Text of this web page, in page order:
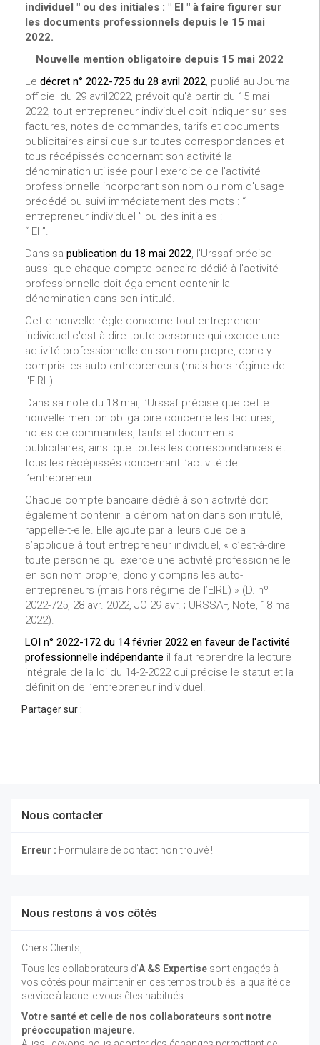
individuel " ou des initiales : " EI " à faire figurer sur
les documents professionnels depuis le 15 mai
2022.
Nouvelle mention obligatoire depuis 15 mai 2022
Le décret n° 2022-725 du 28 avril 2022, publié au Journal
officiel du 29 avril2022, prévoit qu'à partir du 15 mai
2022, tout entrepreneur individuel doit indiquer sur ses
factures, notes de commandes, tarifs et documents
publicitaires ainsi que sur toutes correspondances et
tous récépissés concernant son activité la
dénomination utilisée pour l'exercice de l'activité
professionnelle incorporant son nom ou nom d'usage
précédé ou suivi immédiatement des mots : “
entrepreneur individuel ” ou des initiales :
“ EI ”.
Dans sa publication du 18 mai 2022, l'Urssaf précise
aussi que chaque compte bancaire dédié à l'activité
professionnelle doit également contenir la
dénomination dans son intitulé.
Cette nouvelle règle concerne tout entrepreneur
individuel c'est-à-dire toute personne qui exerce une
activité professionnelle en son nom propre, donc y
compris les auto-entrepreneurs (mais hors régime de
l'EIRL).
Dans sa note du 18 mai, l’Urssaf précise que cette
nouvelle mention obligatoire concerne les factures,
notes de commandes, tarifs et documents
publicitaires, ainsi que toutes les correspondances et
tous les récépissés concernant l’activité de
l’entrepreneur.
Chaque compte bancaire dédié à son activité doit
également contenir la dénomination dans son intitulé,
rappelle-t-elle. Elle ajoute par ailleurs que cela
s’applique à tout entrepreneur individuel, « c’est-à-dire
toute personne qui exerce une activité professionnelle
en son nom propre, donc y compris les auto-
entrepreneurs (mais hors régime de l’EIRL) » (D. nº
2022-725, 28 avr. 2022, JO 29 avr. ; URSSAF, Note, 18 mai
2022).
LOI n° 2022-172 du 14 février 2022 en faveur de l'activité
professionnelle indépendante il faut reprendre la lecture
intégrale de la loi du 14-2-2022 qui précise le statut et la
définition de l’entrepreneur individuel.
Partager sur :
Nous contacter
Erreur : Formulaire de contact non trouvé !
Nous restons à vos côtés
Chers Clients,
Tous les collaborateurs d’A &S Expertise sont engagés à
vos côtés pour maintenir en ces temps troublés la qualité de
service à laquelle vous êtes habitués.
Votre santé et celle de nos collaborateurs sont notre
préoccupation majeure.